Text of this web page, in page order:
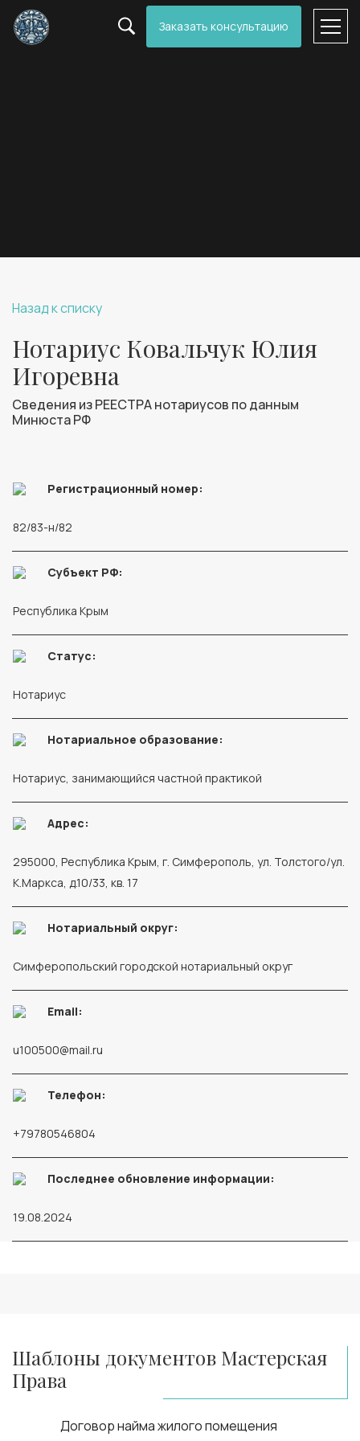
Заказать консультацию
Назад к списку
Нотариус Ковальчук Юлия
Игоревна
Сведения из РЕЕСТРА нотариусов по данным
Минюста РФ
Регистрационный номер:
82/83-н/82
Субъект РФ:
Республика Крым
Статус:
Нотариус
Нотариальное образование:
Нотариус, занимающийся частной практикой
Адрес:
295000, Республика Крым, г. Симферополь, ул. Толстого/ул.
К.Маркса, д.10/33, кв. 17
Нотариальный округ:
Симферопольский городской нотариальный округ
Email:
u100500@mail.ru
Телефон:
+79780546804
Последнее обновление информации:
19.08.2024
Шаблоны документов Мастерская
Права
Договор найма жилого помещения